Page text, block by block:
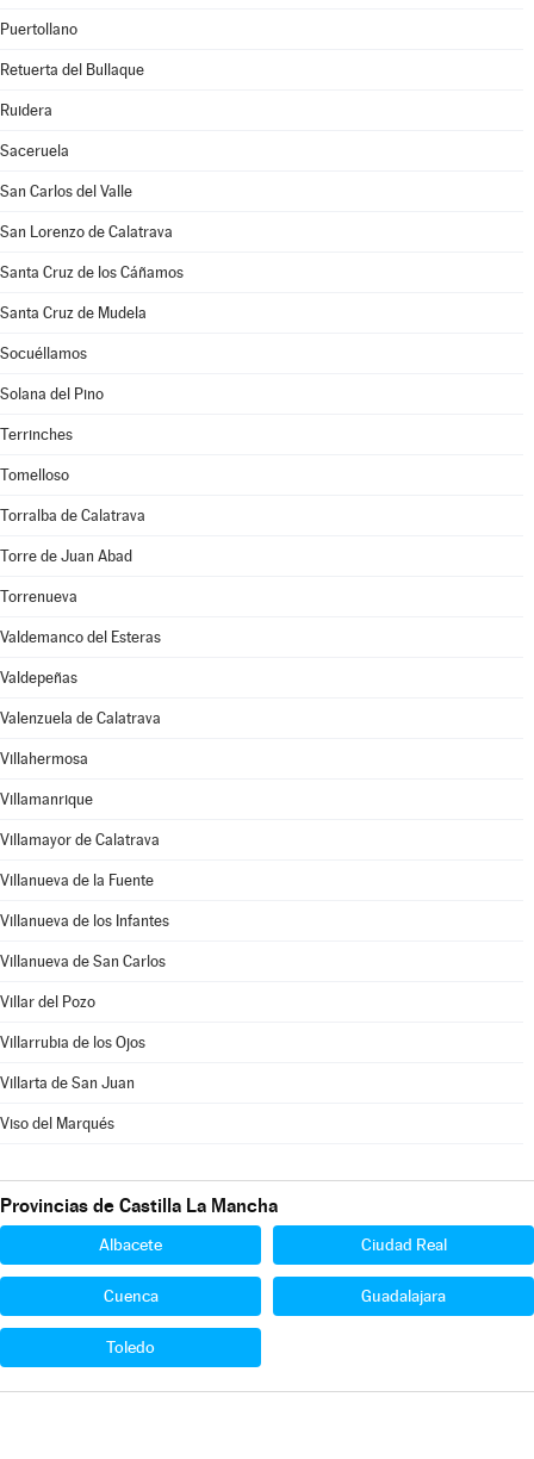
Puertollano
Retuerta del Bullaque
Ruidera
Saceruela
San Carlos del Valle
San Lorenzo de Calatrava
Santa Cruz de los Cáñamos
Santa Cruz de Mudela
Socuéllamos
Solana del Pino
Terrinches
Tomelloso
Torralba de Calatrava
Torre de Juan Abad
Torrenueva
Valdemanco del Esteras
Valdepeñas
Valenzuela de Calatrava
Villahermosa
Villamanrique
Villamayor de Calatrava
Villanueva de la Fuente
Villanueva de los Infantes
Villanueva de San Carlos
Villar del Pozo
Villarrubia de los Ojos
Villarta de San Juan
Viso del Marqués
Provincias de Castilla La Mancha
Albacete Ciudad Real
Cuenca Guadalajara
Toledo